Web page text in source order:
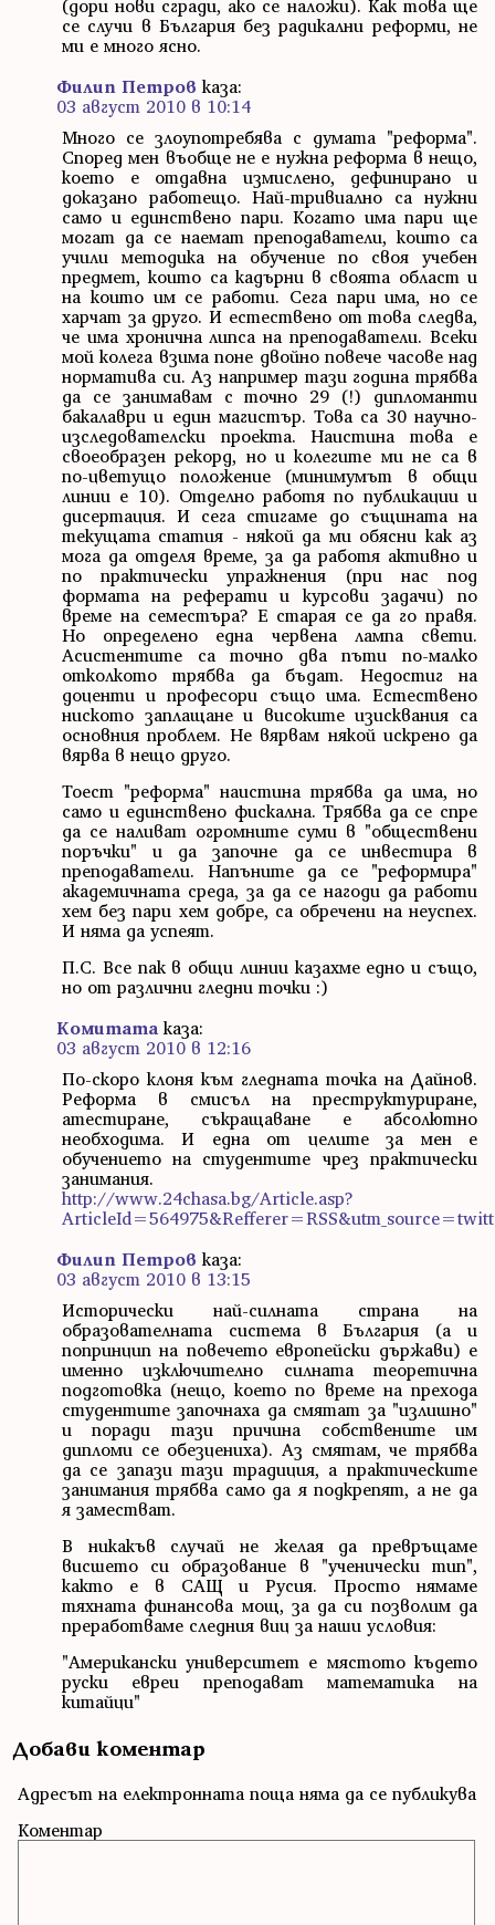
(дори нови сгради, ако се наложи). Как това ще
се случи в България без радикални реформи, не
ми е много ясно.
Филип Петров каза:
03 август 2010 в 10:14
Много се злоупотребява с думата "реформа".
Според мен въобще не е нужна реформа в нещо,
което е отдавна измислено, дефинирано и
доказано работещо. Най-тривиално са нужни
само и единствено пари. Когато има пари ще
могат да се наемат преподаватели, които са
учили методика на обучение по своя учебен
предмет, които са кадърни в своята област и
на които им се работи. Сега пари има, но се
харчат за друго. И естествено от това следва,
че има хронична липса на преподаватели. Всеки
мой колега взима поне двойно повече часове над
норматива си. Аз например тази година трябва
да се занимавам с точно 29 (!) дипломанти
бакалаври и един магистър. Това са 30 научно-
изследователски проекта. Наистина това е
своеобразен рекорд, но и колегите ми не са в
по-цветущо положение (минимумът в общи
линии е 10). Отделно работя по публикации и
дисертация. И сега стигаме до същината на
текущата статия - някой да ми обясни как аз
мога да отделя време, за да работя активно и
по практически упражнения (при нас под
формата на реферати и курсови задачи) по
време на семестъра? Е старая се да го правя.
Но определено една червена лампа свети.
Асистентите са точно два пъти по-малко
отколкото трябва да бъдат. Недостиг на
доценти и професори също има. Естествено
ниското заплащане и високите изисквания са
основния проблем. Не вярвам някой искрено да
вярва в нещо друго.
Тоест "реформа" наистина трябва да има, но
само и единствено фискална. Трябва да се спре
да се наливат огромните суми в "обществени
поръчки" и да започне да се инвестира в
преподаватели. Напъните да се "реформира"
академичната среда, за да се нагоди да работи
хем без пари хем добре, са обречени на неуспех.
И няма да успеят.
П.С. Все пак в общи линии казахме едно и също,
но от различни гледни точки :)
Комитата каза:
03 август 2010 в 12:16
По-скоро клоня към гледната точка на Дайнов.
Реформа в смисъл на преструктуриране,
атестиране, съкращаване е абсолютно
необходима. И една от целите за мен е
обучението на студентите чрез практически
занимания.
http://www.24chasa.bg/Article.asp?
Филип Петров каза:
03 август 2010 в 13:15
Исторически най-силната страна на
образователната система в България (а и
попринцип на повечето европейски държави) е
именно изключително силната теоретична
подготовка (нещо, което по време на прехода
студентите започнаха да смятат за "излишно"
и поради тази причина собствените им
дипломи се обезцениха). Аз смятам, че трябва
да се запази тази традиция, а практическите
занимания трябва само да я подкрепят, а не да
я заместват.
В никакъв случай не желая да превръщаме
висшето си образование в "ученически тип",
както е в САЩ и Русия. Просто нямаме
тяхната финансова мощ, за да си позволим да
преработваме следния виц за наши условия:
"Американски университет е мястото където
руски евреи преподават математика на
китайци"
Добави коментар
Адресът на електронната поща няма да се публикува
Коментар